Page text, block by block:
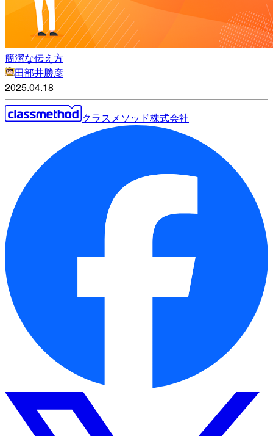
簡潔な伝え方
田部井勝彦
2025.04.18
クラスメソッド株式会社